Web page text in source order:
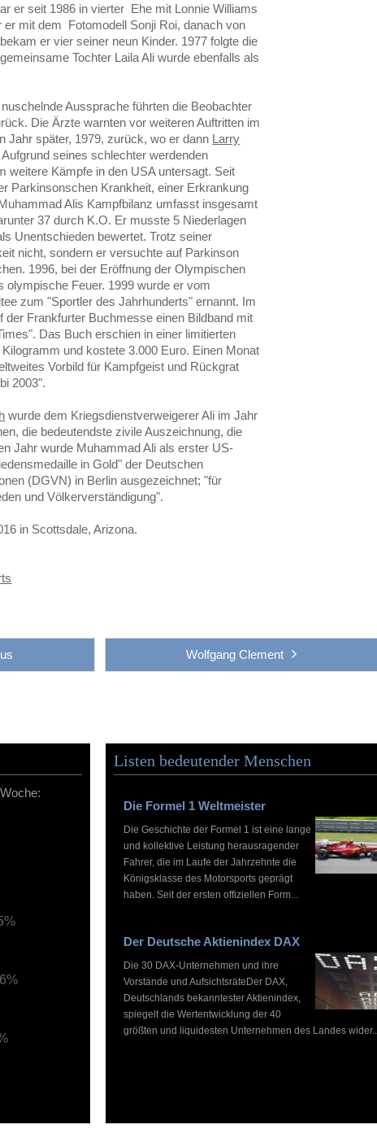
er seit 1986 in vierter Ehe mit Lonnie Williams
er mit dem Fotomodell Sonji Roi, danach von
er vier seiner neun Kinder. 1977 folgte die
Tochter Laila Ali wurde ebenfalls als
Aussprache führten die Beobachter
Die Ärzte warnten vor weiteren Auftritten im
Jahr später, 1979, zurück, wo er dann Larry
seines schlechter werdenden
weitere Kämpfe in den USA untersagt. Seit
Parkinsonschen Krankheit, einer Erkrankung
Alis Kampfbilanz umfasst insgesamt
37 durch K.O. Er musste 5 Niederlagen
Unentschieden bewertet. Trotz seiner
nicht, sondern er versuchte auf Parkinson
1996, bei der Eröffnung der Olympischen
olympische Feuer. 1999 wurde er vom
zum "Sportler des Jahrhunderts" ernannt. Im
der Frankfurter Buchmesse einen Bildband mit
Das Buch erschien in einer limitierten
und kostete 3.000 Euro. Einen Monat
Vorbild für Kampfgeist und Rückgrat
2003".
wurde dem Kriegsdienstverweigerer Ali im Jahr
die bedeutendste zivile Auszeichnung, die
Jahr wurde Muhammad Ali als erster US-
in Gold" der Deutschen
(DGVN) in Berlin ausgezeichnet; "für
und Völkerverständigung".
in Scottsdale, Arizona.
Wolfgang Clement
Listen bedeutender Menschen
Die Formel 1 Weltmeister
Die Geschichte der Formel 1 ist eine lange
und kollektive Leistung herausragender
Fahrer, die im Laufe der Jahrzehnte die
Königsklasse des Motorsports geprägt
haben. Seit der ersten offiziellen Form...
Der Deutsche Aktienindex DAX
Die 30 DAX-Unternehmen und ihre
Vorstände und AufsichtsräteDer DAX,
Deutschlands bekanntester Aktienindex,
spiegelt die Wertentwicklung der 40
größten und liquidesten Unternehmen des Landes wider....